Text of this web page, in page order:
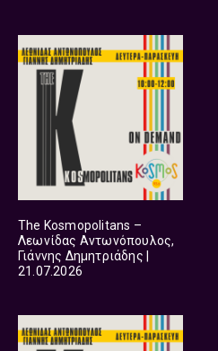
The Kosmopolitans –
Λεωνίδας Αντωνόπουλος,
Γιάννης Δημητριάδης |
21.07.2026